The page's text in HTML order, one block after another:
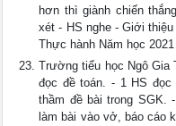
hơn thì giành chiến
xét - HS nghe - Giới
Thực hành Năm học
Trường tiểu học Ngô Gia
đọc đề toán. - 1 HS
thầm đề bài trong SGK.
làm bài vào vở, báo cáo